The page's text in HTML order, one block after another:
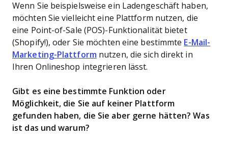
Wenn Sie beispielsweise ein Ladengeschäft haben,
möchten Sie vielleicht eine Plattform nutzen, die
eine Point-of-Sale (POS)-Funktionalität bietet
(Shopify!), oder Sie möchten eine bestimmte E-Mail-
Marketing-Plattformnutzen, die sich direkt in
Ihren Onlineshop integrieren lässt.
Gibt es eine bestimmte Funktion oder
Möglichkeit, die Sie auf keiner Plattform
gefunden haben, die Sie aber gerne hätten? Was
ist das und warum?